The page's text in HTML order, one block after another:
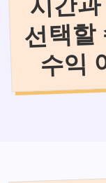
선택할
수익